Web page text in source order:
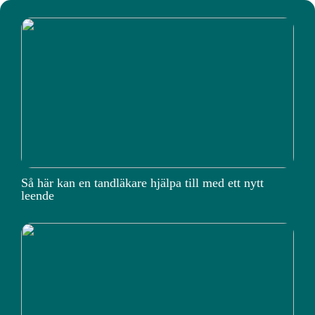
Så här kan en tandläkare hjälpa till med ett nytt
leende